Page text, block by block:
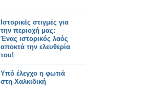
Ιστορικές στιγμές για
την περιοχή μας:
Ένας ιστορικός λαός
αποκτά την ελευθερία
του!
Υπό έλεγχο η φωτιά
στη Χαλκιδική